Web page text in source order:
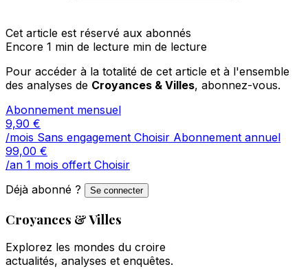
Cet article est réservé aux abonnés
Encore 1 min de lecture min de lecture
Pour accéder à la totalité de cet article et à l'ensemble
des analyses de Croyances & Villes, abonnez-vous.
Abonnement mensuel
9,90 €
/mois Sans engagement Choisir Abonnement annuel
99,00 €
/an 1 mois offert Choisir
Déjà abonné ?
Se connecter
Croyances & Villes
Explorez les mondes du croire
actualités, analyses et enquêtes.